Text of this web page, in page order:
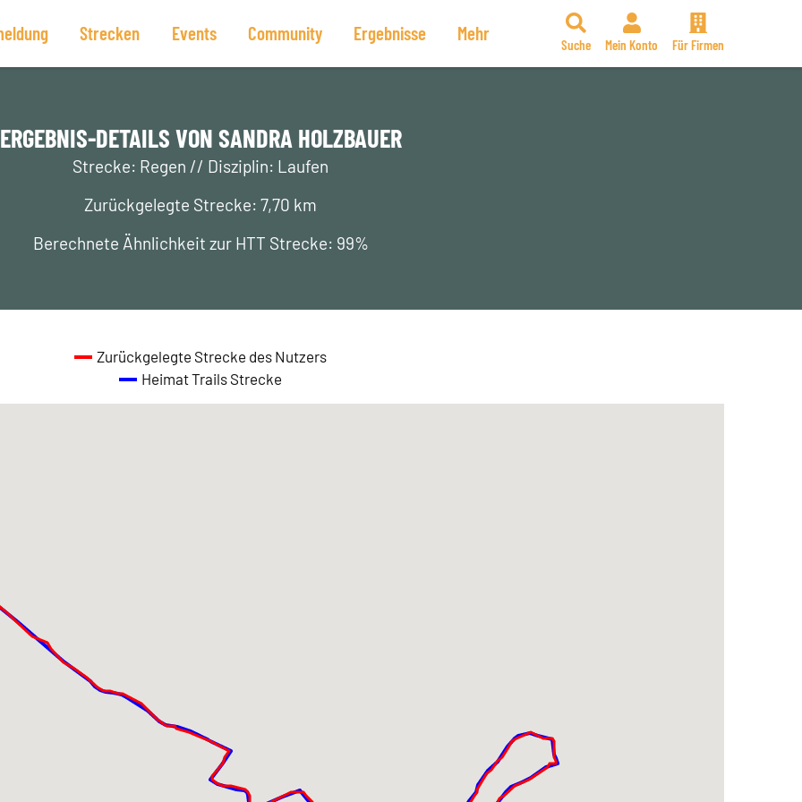
Strecken Events Community Ergebnisse Mehr
Suche Mein Konto Für Firmen
ERGEBNIS-DETAILS VON SANDRA HOLZBAUER
Strecke: Regen // Disziplin: Laufen
Zurückgelegte Strecke: 7,70 km
Berechnete Ähnlichkeit zur HTT Strecke: 99%
Zurückgelegte Strecke des Nutzers
Heimat Trails Strecke